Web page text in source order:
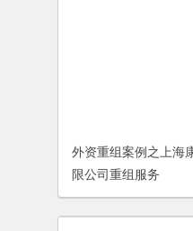
外资重组案例之上海
限公司重组服务